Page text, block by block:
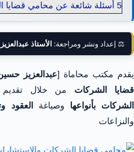
5 أسئلة شائعة عن محامي قضايا
⚖️ إعداد ونشر ومراجعة: الأستاذ
يقدم مكتب محاماة [عبدالعزيز
قضايا الشركات من خلال تقديم
الشركات بأنواعها وصياغة العقود
والنزاعات